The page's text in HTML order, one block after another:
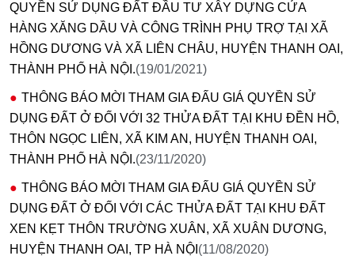
QUYỀN SỬ DỤNG ĐẤT ĐẦU TƯ XÂY DỰNG CỬA
HÀNG XĂNG DẦU VÀ CÔNG TRÌNH PHỤ TRỢ TẠI XÃ
HỒNG DƯƠNG VÀ XÃ LIÊN CHÂU, HUYỆN THANH OAI,
THÀNH PHỐ HÀ NỘI.(19/01/2021)
THÔNG BÁO MỜI THAM GIA ĐẤU GIÁ QUYỀN SỬ
DỤNG ĐẤT Ở ĐỐI VỚI 32 THỬA ĐẤT TẠI KHU ĐỀN HỒ,
THÔN NGỌC LIÊN, XÃ KIM AN, HUYỆN THANH OAI,
THÀNH PHỐ HÀ NỘI.(23/11/2020)
THÔNG BÁO MỜI THAM GIA ĐẤU GIÁ QUYỀN SỬ
DỤNG ĐẤT Ở ĐỐI VỚI CÁC THỬA ĐẤT TẠI KHU ĐẤT
XEN KẸT THÔN TRƯỜNG XUÂN, XÃ XUÂN DƯƠNG,
HUYỆN THANH OAI, TP HÀ NỘI (11/08/2020)